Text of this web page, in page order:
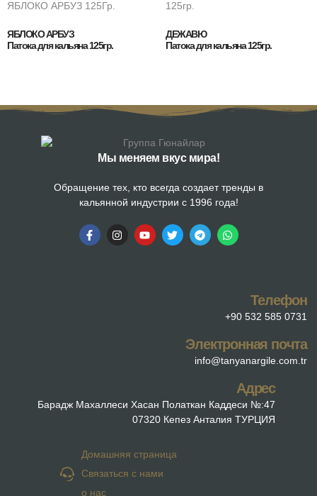
ЯБЛОКО АРБУЗ
Патока для кальяна 125гр.
ДЕЖАВЮ
Патока для кальяна 125гр.
Мы меняем вкус мира!
Обращение тех, кто всегда создает тренды в
кальянной индустрии с 1996 года!
Телефон
+90 532 585 0731
Электронная почта
info@tanyanargile.com.tr
Адрес
Барадж Махаллеси Хасан Полаткан Каддеси №:47
07320 Кепез Анталия ТУРЦИЯ
Домашняя страница
Связаться с нами
о нас